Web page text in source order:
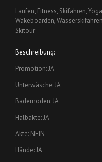
Laufen, Fitness, Skifahren,
Wakeboarden,
Skitour
Beschreibung:
Promotion: JA
Unterwäsche: JA
Bademoden: JA
Halbakte: JA
Akte: NEIN
Hände: JA